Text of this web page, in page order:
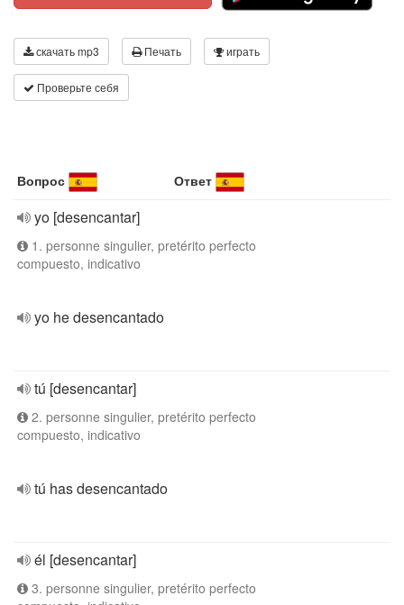
скачать mp3 Печать играть
Проверьте себя
Вопрос Ответ
yo [desencantar]
1. personne singulier, pretérito perfecto
compuesto, indicativo
yo he desencantado
tú [desencantar]
2. personne singulier, pretérito perfecto
compuesto, indicativo
tú has desencantado
él [desencantar]
3. personne singulier, pretérito perfecto